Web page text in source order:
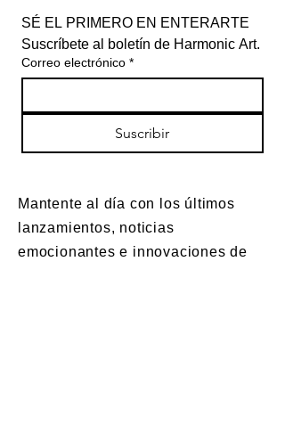
SÉ EL PRIMERO EN ENTERARTE
Suscríbete al boletín de Harmonic Art.
Correo electrónico *
Suscribir
Mantente al día con los últimos
lanzamientos, noticias
emocionantes e innovaciones de